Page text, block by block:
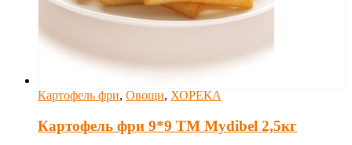
Картофель фри, Овощи, ХОРЕКА
Картофель фри 9*9 ТМ Mydibel 2,5кг